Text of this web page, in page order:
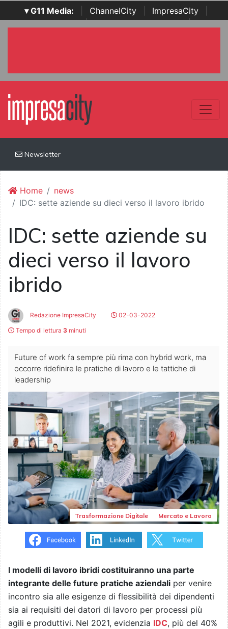
▾ G11 Media: ChannelCity ImpresaCity
SecurityOpenLab | Italian Channel Awards | Italian
Newsletter
Home
news
IDC: sette aziende su dieci verso il lavoro ibrido
IDC: sette aziende su
dieci verso il lavoro
ibrido
Redazione ImpresaCity
02-03-2022
Tempo di lettura 3 minuti
Future of work fa sempre più rima con hybrid work, ma
occorre ridefinire le pratiche di lavoro e le tattiche di
leadership
Trasformazione Digitale Mercato e Lavoro
I modelli di lavoro ibridi costituiranno una parte
integrante delle future pratiche aziendali per venire
incontro sia alle esigenze di flessibilità dei dipendenti
sia ai requisiti dei datori di lavoro per processi più
agili e produttivi. Nel 2021, evidenzia IDC, più del 40%